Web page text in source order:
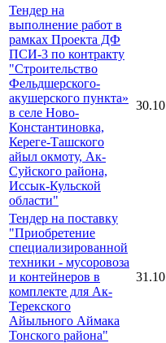
Тендер на
выполнение работ в
рамках Проекта ДФ
ПСИ-3 по контракту
"Строительство
Фельдшерского-
акушерского пункта»
в селе Ново-
Константиновка,
Кереге-Ташского
айыл окмоту, Ак-
Суйского района,
Иссык-Кульской
области"
Тендер на поставку
"Приобретение
специализированной
техники - мусоровоза
и контейнеров в
комплекте для Ак-
Терекского
Айыльного Аймака
Тонского района"